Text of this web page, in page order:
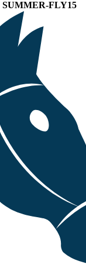
SUMMER-FLY15